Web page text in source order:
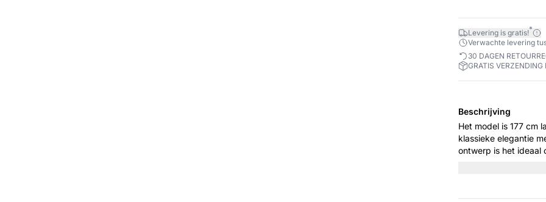
Levering is gratis!*
Verwachte levering
30 DAGEN
GRATIS
Beschrijving
Het model is 177 cm lang en
klassieke elegantie
ontwerp is het ideaal
avondevenementen.